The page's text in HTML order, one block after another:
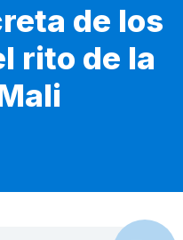
de los
rito de la